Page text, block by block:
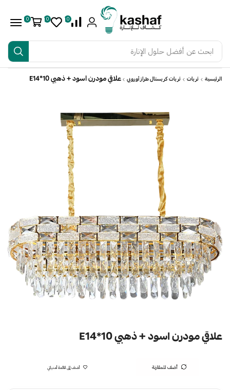
ابحث عن أفضل حلول الإنارة
0
0
0
الرئيسية ثريات ثريات كريستال طراز أوروبي علاقي مودرن اسود + ذهبي E14*10
علاقي مودرن اسود + ذهبي E14*10
أضف للمقارنة أضف إلى قائمة أمنياتي